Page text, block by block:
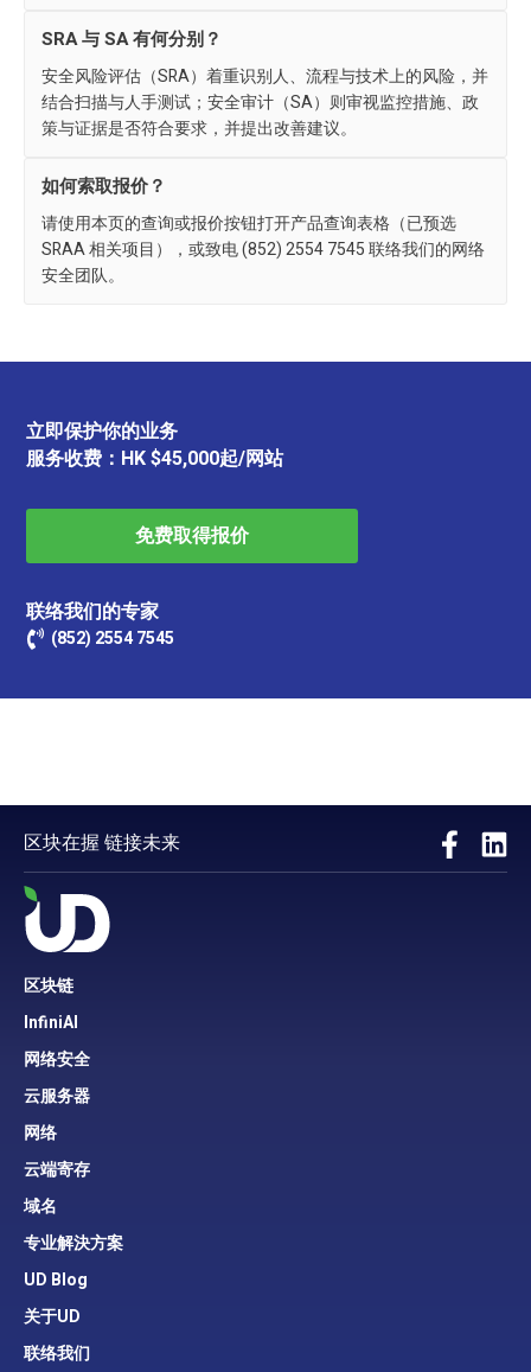
SRA 与 SA 有何分别？
安全风险评估（SRA）着重识别人、流程与技术上的风险，并
结合扫描与人手测试；安全审计（SA）则审视监控措施、政
策与证据是否符合要求，并提出改善建议。
如何索取报价？
请使用本页的查询或报价按钮打开产品查询表格（已预选
SRAA 相关项目），或致电 (852) 2554 7545 联络我们的网络
安全团队。
立即保护你的业务
服务收费：HK $45,000起/网站
免费取得报价
联络我们的专家
(852) 2554 7545
区块在握 链接未来
区块链
InfiniAI
网络安全
云服务器
网络
云端寄存
域名
专业解決方案
UD Blog
关于UD
联络我们